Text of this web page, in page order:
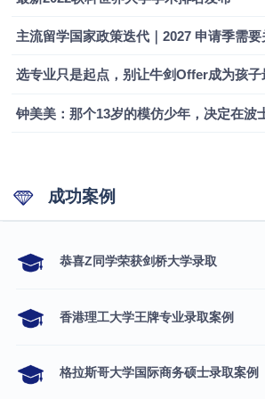
主流留学国家政策迭代｜2027 申请季需
选专业只是起点，别让牛剑Offer成为孩子
成功案例
​恭喜Z同学荣获剑桥大学录取
香港理工大学王牌专业录取案例
格拉斯哥大学国际商务硕士录取案例